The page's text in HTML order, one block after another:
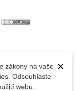
×
zákony na vaše
Odsouhlaste
webu.